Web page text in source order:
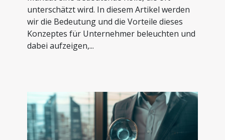
unterschätzt wird. In diesem Artikel werden
wir die Bedeutung und die Vorteile dieses
Konzeptes für Unternehmer beleuchten und
dabei aufzeigen,...